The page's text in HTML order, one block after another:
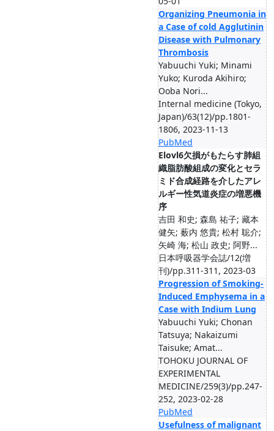
Organizing Pneumonia in
a Case of cold Agglutinin
Disease with Pulmonary
Thrombosis
Yabuuchi Yuki; Minami
Yuko; Kuroda Akihiro;
Ooba Nori...
Internal medicine (Tokyo,
Japan)/63(12)/pp.1801-
1806, 2023-11-13
PubMed
Elovl6欠損がもたらす肺組
織脂肪酸組成の変化とセラ
ミド合成経路を介したアレ
ルギー性気道炎症の増悪機
序
吉田 和史; 森島 祐子; 藏本
健矢; 薮内 悠貴; 松村 聡介;
矢崎 海; 松山 政史; 阿野...
日本呼吸器学会誌/12(増
刊)/pp.311-311, 2023-03
Progression of Smoking-
Induced Emphysema in a
Case with Indium Lung
Yabuuchi Yuki; Chonan
Tatsuya; Nakaizumi
Taisuke; Amat...
TOHOKU JOURNAL OF
EXPERIMENTAL
MEDICINE/259(3)/pp.247-
252, 2023-02-28
PubMed
Usefulness of malignant